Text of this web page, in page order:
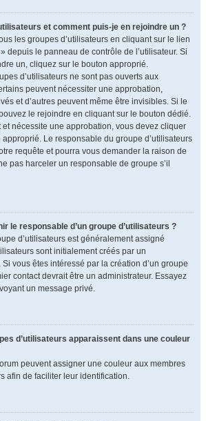
et comment puis-je en rejoindre un ?
les groupes d’utilisateurs en cliquant sur le lien
depuis le panneau de contrôle de l’utilisateur. Si
un, cliquez sur le bouton approprié.
d’utilisateurs ne sont pas ouverts aux
peuvent nécessiter une approbation,
et d’autres peuvent même être invisibles. Si le
le rejoindre en cliquant sur le bouton dédié.
nécessite une approbation, vous devez cliquer
Le responsable du groupe d’utilisateurs
requête et pourra vous demander la raison de
pas harceler un responsable de groupe s’il
le responsable d’un groupe d’utilisateurs ?
d’utilisateurs est généralement assigné
sont initialement créés par un
vous êtes intéressé par la création d’un groupe
contact devrait être un administrateur. Essayez
un message privé.
d’utilisateurs apparaissent dans une couleur
peuvent assigner une couleur aux membres
afin de faciliter leur identification.